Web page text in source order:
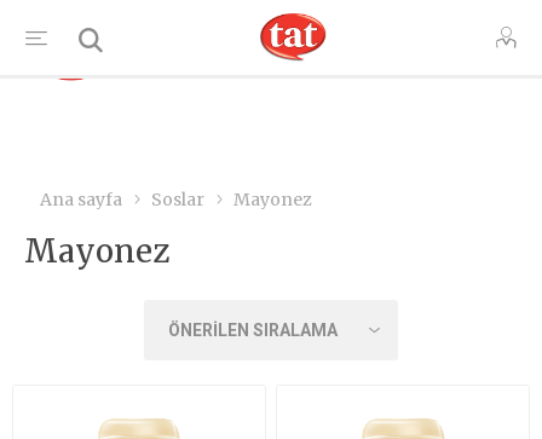
Ana sayfa Soslar Mayonez
Mayonez